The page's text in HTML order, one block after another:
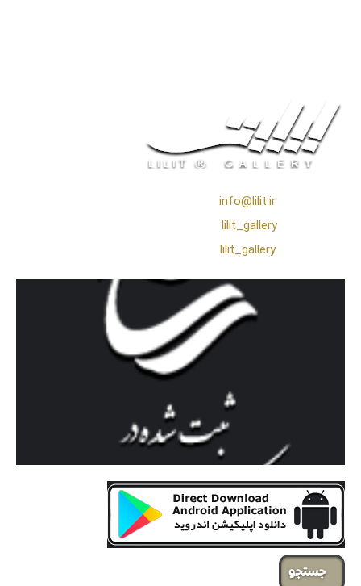
info@lilit.ir
lilit_gallery
lilit_gallery
جستجو